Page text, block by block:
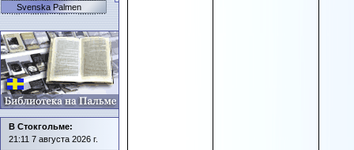
Svenska Palmen
В Стокгольме:
21:11 7 августа 2026 г.